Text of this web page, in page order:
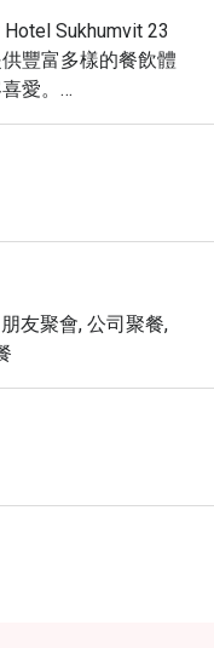
Hotel Sukhumvit 23
豐富多樣的餐飲體
愛。
助餐，Panorama
嚐招牌泰式料理、新
位置優越，交通便
折的超值優惠！立
友聚會, 公司聚餐,